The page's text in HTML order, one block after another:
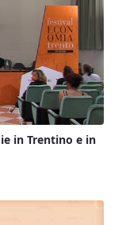
in Trentino e in